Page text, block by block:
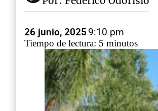
26 junio, 2025 9:10 pm
Tiempo de lectura: 5 minutos